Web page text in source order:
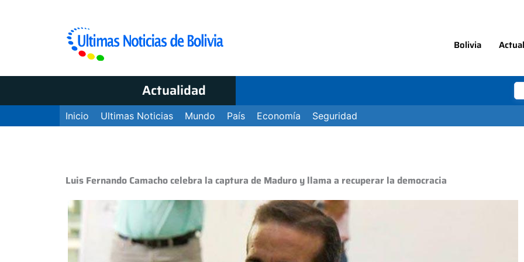
Bolivia
Actualidad
Inicio Ultimas Noticias Mundo País Economía Seguridad
Luis Fernando Camacho celebra la captura de Maduro y llama a recuperar la democracia